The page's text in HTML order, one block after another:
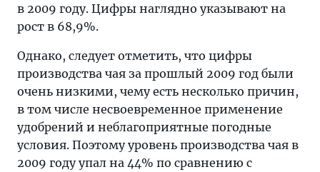
в 2009 году. Цифры наглядно указывают на
рост в 68,9%.
Однако, следует отметить, что цифры
производства чая за прошлый 2009 год были
очень низкими, чему есть несколько причин,
в том числе несвоевременное применение
удобрений и неблагоприятные погодные
условия. Поэтому уровень производства чая в
2009 году упал на 44% по сравнению с